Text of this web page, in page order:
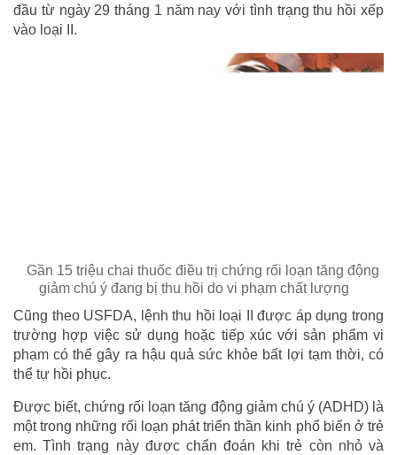
đầu từ ngày 29 tháng 1 năm nay với tình trạng thu hồi xếp
vào loại II.
Gần 15 triệu chai thuốc điều trị chứng rối loạn tăng động
giảm chú ý đang bị thu hồi do vi phạm chất lượng
Cũng theo USFDA, lệnh thu hồi loại II được áp dụng trong
trường hợp việc sử dụng hoặc tiếp xúc với sản phẩm vi
phạm có thể gây ra hậu quả sức khỏe bất lợi tạm thời, có
thể tự hồi phục.
Được biết, chứng rối loạn tăng động giảm chú ý (ADHD) là
một trong những rối loạn phát triển thần kinh phổ biến ở trẻ
em. Tình trạng này được chẩn đoán khi trẻ còn nhỏ và